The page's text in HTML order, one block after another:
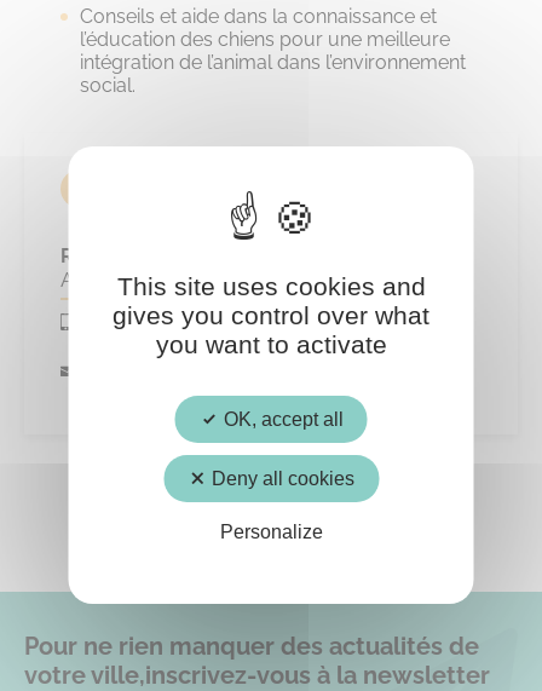
Conseils et aide dans la connaissance et
l’éducation des chiens pour une meilleure
intégration de l’animal dans l’environnement
social.
Responsable
Annie Drieux
0606534767
Pour ne rien manquer des actualités de
votre ville,inscrivez-vous à la newsletter
This site uses cookies and
gives you control over what
you want to activate
OK, accept all
Deny all cookies
Personalize